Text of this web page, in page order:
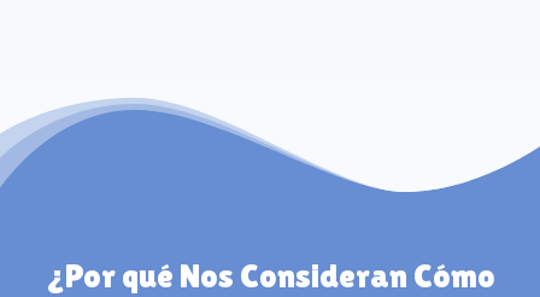
¿Por qué Nos Consideran Cómo